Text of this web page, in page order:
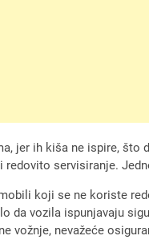
jer ih kiša ne ispire,
servisiranje.
koji se ne koriste
da vozila ispunjavaju
vožnje, nevažeće